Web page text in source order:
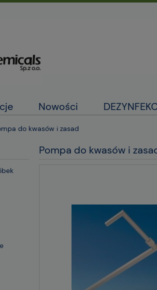
Nowości
do kwasów i zasad
Pompa do kwasów i